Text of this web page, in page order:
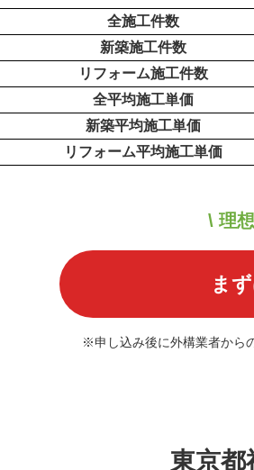
全施工件数
新築施工件数
リフォーム施工件数
全平均施工単価
新築平均施工単価
リフォーム平均施工単価
\ 理
ま
※申し込み後に外構業者から
東京都